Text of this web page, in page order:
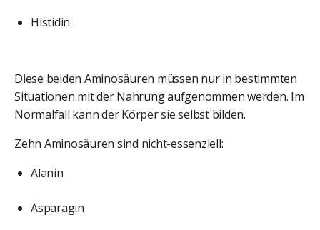
Histidin
Diese beiden Aminosäuren müssen nur in bestimmten
Situationen mit der Nahrung aufgenommen werden. Im
Normalfall kann der Körper sie selbst bilden.
Zehn Aminosäuren sind nicht-essenziell:
Alanin
Asparagin